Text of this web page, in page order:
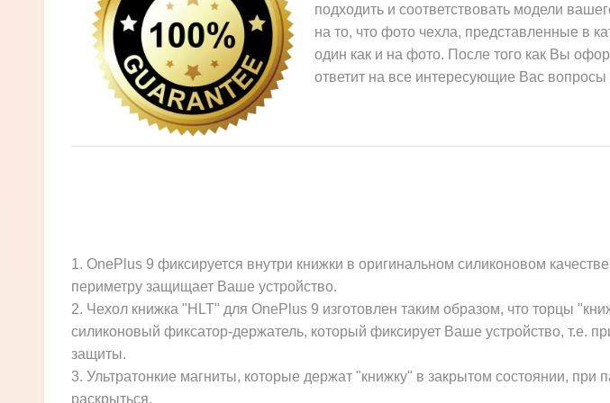
подходить и соответствовать модели
на то, что фото чехла, представленные в
один как и на фото. После того как Вы
ответит на все интересующие Вас вопросы
1. OnePlus 9 фиксируется внутри книжки в оригинальном силиконовом
периметру защищает Ваше устройство.
2. Чехол книжка "HLT" для OnePlus 9 изготовлен таким образом, что торцы
силиконовый фиксатор-держатель, который фиксирует Ваше устройство, т.е.
защиты.
3. Ультратонкие магниты, которые держат "книжку" в закрытом состоянии, при
раскрыться.